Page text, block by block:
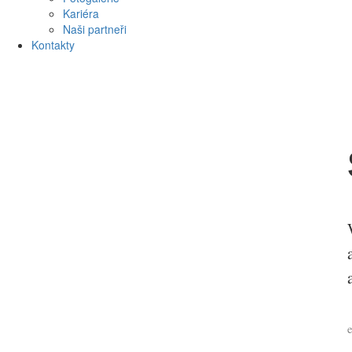
Kariéra
Naši partneři
Kontakty